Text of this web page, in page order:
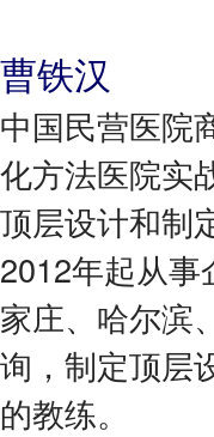
曹铁汉
中国民营医院
化方法医院实
顶层设计和制
2012年起从
家庄、哈尔滨
询，制定顶层
的教练。